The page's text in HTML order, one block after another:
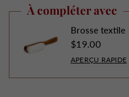
À compléter avec
Brosse textile
$19.00
APERÇU RAPIDE